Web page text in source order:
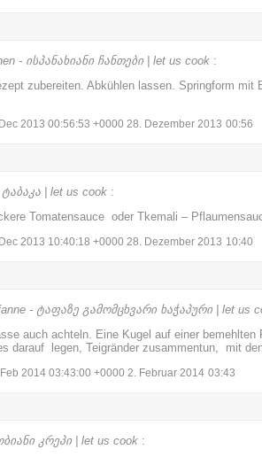
- ისპანახიანი ჩანთები | let us cook :
zubereiten. Abkühlen lassen. Springform mit
2013 00:56:53 +0000 28. Dezember 2013 00:56
| let us cook :
Tomatensauce oder Tkemali –
2013 10:40:18 +0000 28. Dezember 2013 10:40
- ტაფაზე გამომცხვარი ხაჭაპური | let us
auch achteln. Eine Kugel auf einer bemehlten
darauf legen, Teigränder zusammentun, mit
2014 03:43:00 +0000 2. Februar 2014 03:43
კრეპი | let us cook :